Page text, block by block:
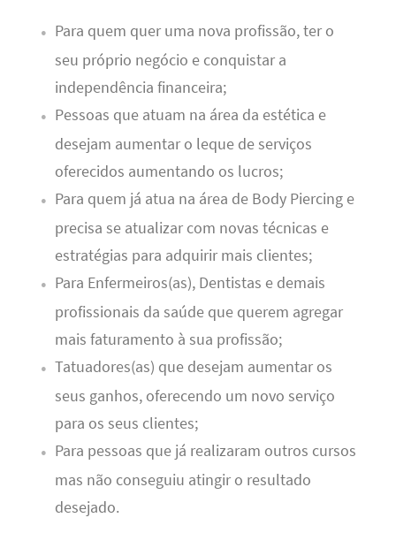
Para quem quer uma nova profissão, ter o
seu próprio negócio e conquistar a
independência financeira;
Pessoas que atuam na área da estética e
desejam aumentar o leque de serviços
oferecidos aumentando os lucros;
Para quem já atua na área de Body Piercing e
precisa se atualizar com novas técnicas e
estratégias para adquirir mais clientes;
Para Enfermeiros(as), Dentistas e demais
profissionais da saúde que querem agregar
mais faturamento à sua profissão;
Tatuadores(as) que desejam aumentar os
seus ganhos, oferecendo um novo serviço
para os seus clientes;
Para pessoas que já realizaram outros cursos
mas não conseguiu atingir o resultado
desejado.